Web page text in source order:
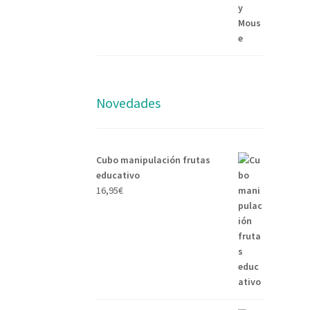
Novedades
Cubo manipulación frutas
educativo
16,95€